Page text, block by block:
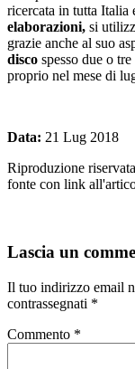
ricercata in tutta Italia
elaborazioni, si
grazie anche al suo
disco spesso due o
proprio nel mese di
Data: 21 Lug 2018
Riproduzione
fonte con link
Lascia un
Il tuo indirizzo email
contrassegnati *
Commento *